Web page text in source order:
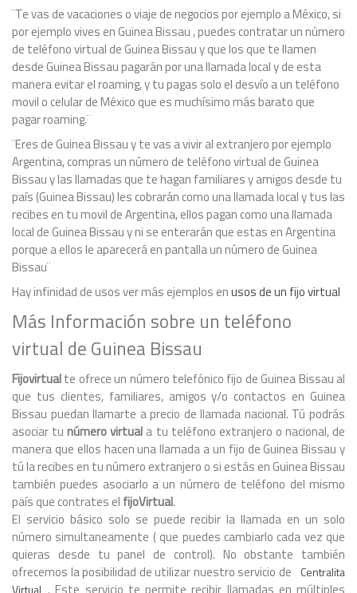
¨Te vas de vacaciones o viaje de negocios por ejemplo a México, si
por ejemplo vives en Guinea Bissau , puedes contratar un número
de teléfono virtual de Guinea Bissau y que los que te llamen
desde Guinea Bissau pagarán por una llamada local y de esta
manera evitar el roaming, y tu pagas solo el desvío a un teléfono
movil o celular de México que es muchísimo más barato que
pagar roaming.¨
¨Eres de Guinea Bissau y te vas a vivir al extranjero por ejemplo
Argentina, compras un número de teléfono virtual de Guinea
Bissau y las llamadas que te hagan familiares y amigos desde tu
país (Guinea Bissau) les cobrarán como una llamada local y tus las
recibes en tu movil de Argentina, ellos pagan como una llamada
local de Guinea Bissau y ni se enterarán que estas en Argentina
porque a ellos le aparecerá en pantalla un número de Guinea
Bissau¨
Hay infinidad de usos ver más ejemplos enusos de un fijo virtual
Más Información sobre un teléfono
virtual de Guinea Bissau
Fijovirtualte ofrece un número telefónico fijo de Guinea Bissau al
que tus clientes, familiares, amigos y/o contactos en Guinea
Bissau puedan llamarte a precio de llamada nacional. Tú podrás
asociar tunúmero virtual a tu teléfono extranjero o nacional, de
manera que ellos hacen una llamada a un fijo de Guinea Bissau y
tú la recibes en tu número extranjero o si estás en Guinea Bissau
también puedes asociarlo a un número de teléfono del mismo
país que contrates el fijoVirtual.
El servicio básico solo se puede recibir la llamada en un solo
número simultaneamente ( que puedes cambiarlo cada vez que
quieras desde tu panel de control). No obstante también
ofrecemos la posibilidad de utilizar nuestro servicio de
Centralita
Virtual